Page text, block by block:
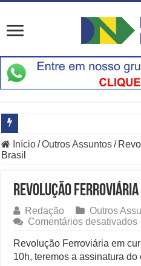
O Que Está Por Trás do
Especialistas Revelam os Riscos
Copom e Itaú Dominam Hoje as
Família Livre, Senador
Início/Outros Assuntos/
Brasil
Revolução
Redação
Outros
Comentários desativados
Revolução Ferroviária em
10h, teremos a assinatura